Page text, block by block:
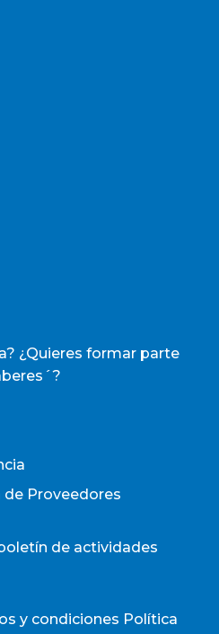
¿Quieres formar parte
de Proveedores
de actividades
y condiciones Política